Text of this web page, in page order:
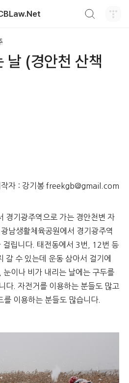
날 (경안천 산책
작자 : 강기봉 freekgb@gmail.com
경기광주역으로 가는 경안천변 자
남생활체육공원에서 경기광주역
걸립니다. 태전동에서 3번, 12번 등
갈 수 있는데 운동 삼아서 걸기에
눈이나 비가 내리는 날에는 구두를
다. 자전거를 이용하는 분들도 많고
를 이용하는 분들도 많습니다.